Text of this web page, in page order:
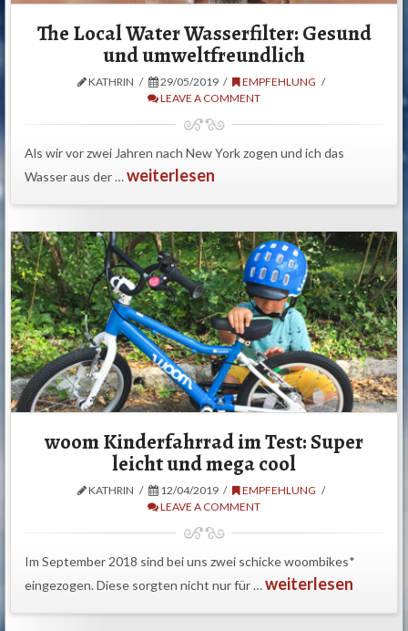
The Local Water Wasserfilter: Gesund
und umweltfreundlich
KATHRIN 29/05/2019
EMPFEHLUNG
LEAVE A COMMENT
Als wir vor zwei Jahren nach New York zogen und ich das
Wasser aus der …weiterlesen
woom Kinderfahrrad im Test: Super
leicht und mega cool
KATHRIN 12/04/2019
EMPFEHLUNG
LEAVE A COMMENT
Im September 2018 sind bei uns zwei schicke woombikes*
eingezogen. Diese sorgten nicht nur für …weiterlesen